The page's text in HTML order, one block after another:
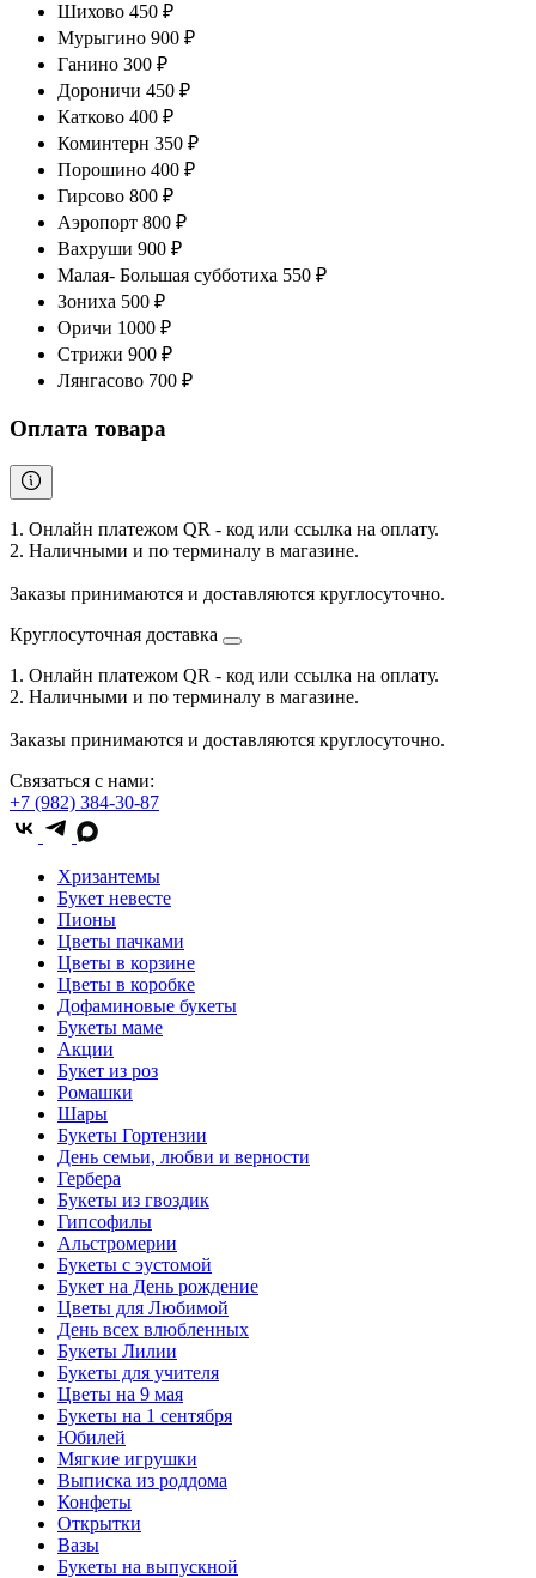
Шихово 450 ₽
Мурыгино 900 ₽
Ганино 300 ₽
Дороничи 450 ₽
Катково 400 ₽
Коминтерн 350 ₽
Порошино 400 ₽
Гирсово 800 ₽
Аэропорт 800 ₽
Вахруши 900 ₽
Малая- Большая субботиха 550 ₽
Зониха 500 ₽
Оричи 1000 ₽
Стрижи 900 ₽
Лянгасово 700 ₽
Оплата товара
1. Онлайн платежом QR - код или ссылка на оплату.
2. Наличными и по терминалу в магазине.
Заказы принимаются и доставляются круглосуточно.
Круглосуточная доставка
1. Онлайн платежом QR - код или ссылка на оплату.
2. Наличными и по терминалу в магазине.
Заказы принимаются и доставляются круглосуточно.
Связаться с нами:
+7 (982) 384-30-87
Хризантемы
Букет невесте
Пионы
Цветы пачками
Цветы в корзине
Цветы в коробке
Дофаминовые букеты
Букеты маме
Акции
Букет из роз
Ромашки
Шары
Букеты Гортензии
День семьи, любви и верности
Гербера
Букеты из гвоздик
Гипсофилы
Альстромерии
Букеты с эустомой
Букет на День рождение
Цветы для Любимой
День всех влюбленных
Букеты Лилии
Букеты для учителя
Цветы на 9 мая
Букеты на 1 сентября
Юбилей
Мягкие игрушки
Выписка из роддома
Конфеты
Открытки
Вазы
Букеты на выпускной